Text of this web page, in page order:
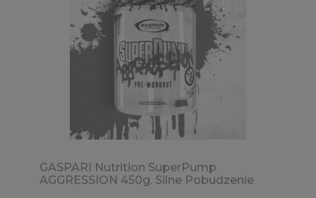
GASPARI Nutrition SuperPump
AGGRESSION 450g. Silne Pobudzenie